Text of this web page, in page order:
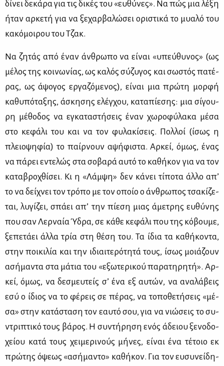
δί­νει δε­κά­ρα για τις δι­κές του «ευ­θύ­νες». Να πώς μια λέ­ξη
ήταν αρ­κε­τή για να ξε­χαρ­βα­λώ­σει ορι­στι­κά το μυα­λό του
κα­κό­μοι­ρου του Τζακ.
Να ζη­τάς από έναν άν­θρω­πο να εί­ναι «υπεύ­θυ­νος» (ως
μέ­λος της κοι­νω­νί­ας, ως κα­λός σύ­ζυ­γος και σω­στός πα­τέ­
ρας, ως άψο­γος ερ­γα­ζό­με­νος), εί­ναι μια πρώ­τη μορ­φή
κα­θυ­πό­τα­ξης, άσκη­σης ελέγ­χου, κα­τα­πί­ε­σης: μια σί­γου­
ρη μέ­θο­δος να εγκα­τα­στή­σεις έναν χω­ρο­φύ­λα­κα μέ­σα
στο κε­φά­λι του και να τον φυ­λα­κί­σεις. Πολ­λοί (ίσως η
πλειο­ψη­φία) το παίρ­νουν αψή­φι­στα. Αρ­κεί, όμως, ένας
να πά­ρει εντε­λώς στα σο­βα­ρά αυ­τό το κα­θή­κον για να τον
κα­τα­βρο­χθί­σει. Κι η «Λάμ­ψη» δεν κά­νει τί­πο­τα άλ­λο απ’
το να δεί­χνει τον τρό­πο με τον οποίο ο άν­θρω­πος τσα­κί­ζε­
ται, λυ­γί­ζει, σπά­ει απ’ την πί­ε­ση μιας άμε­τρης ευ­θύ­νης
που σαν Λερ­ναία Ύδρα, σε κά­θε κε­φά­λι που της κό­βου­με,
ξε­πε­τά­ει άλ­λα τρία στη θέ­ση του. Τα ίδια τα κα­θή­κο­ντα,
στην ποι­κι­λία και την ιδιαι­τε­ρό­τη­τά τους, ίσως μοιά­ζουν
ασή­μα­ντα στα μά­τια του «εξω­τε­ρι­κού πα­ρα­τη­ρη­τή». Αρ­
κεί, όμως, να δε­σμευ­τείς σ’ ένα εξ αυ­τών, να ανα­λά­βεις
εσύ ο ίδιος να το φέ­ρεις σε πέ­ρας, να το­πο­θε­τή­σεις «μέ­
σα» στην κα­τά­στα­ση τον εαυ­τό σου, για να νιώ­σεις το συ­
ντρι­πτι­κό τους βά­ρος. Η συ­ντή­ρη­ση ενός άδειου ξε­νο­δο­
χεί­ου κα­τά τους χει­με­ρι­νούς μή­νες, εί­ναι ένα τέ­τοιο εκ
πρώ­της όψε­ως «ασή­μα­ντο» κα­θή­κον. Για τον ευ­συ­νεί­δη­